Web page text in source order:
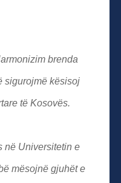
brenda
sigurojmë kësisoj
të Kosovës.
në Universitetin e
mësojnë gjuhët e